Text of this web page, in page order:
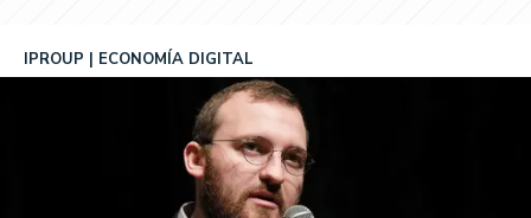
IPROUP ECONOMÍA DIGITAL